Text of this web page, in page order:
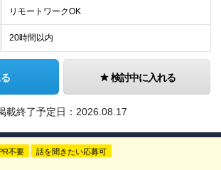
リモートワークOK
20時間以内
検討中に入れる
載終了予定日： 2026.08.17
不要 話を聞きたい応募可